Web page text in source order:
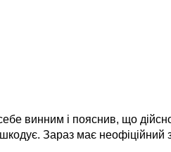
винним і пояснив, що
Зараз має неофіційний